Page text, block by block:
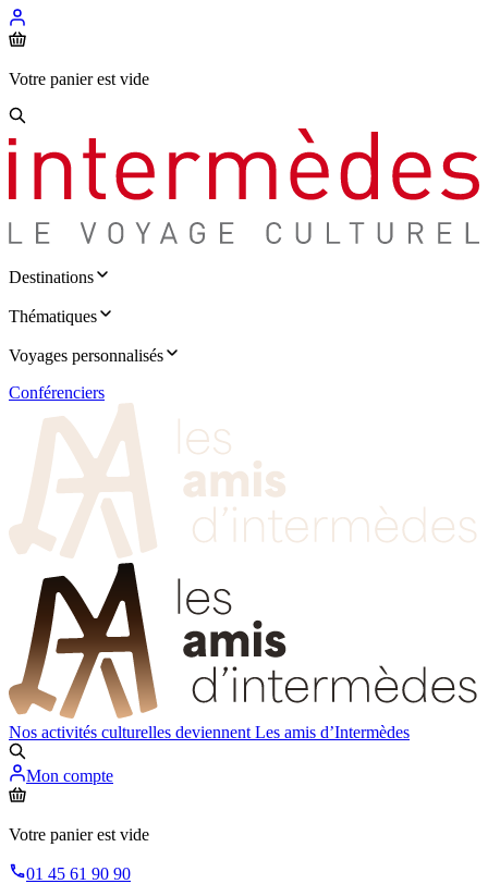
Votre panier est vide
Destinations
Thématiques
Voyages personnalisés
Conférenciers
Nos activités culturelles deviennent Les amis d’Intermèdes
Mon compte
Votre panier est vide
01 45 61 90 90